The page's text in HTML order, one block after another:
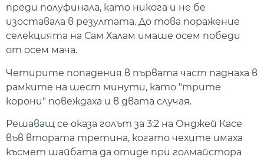
преди полуфинала, като никога и не бе
изоставала в резултата. До това поражение
селекцията на Сам Халам имаше осем победи
от осем мача.
Четирите попадения в първата част паднаха в
рамките на шест минути, като "трите
корони" повеждаха и в двата случая.
Решаващ се оказа голът за 3:2 на Онджей Касе
във втората третина, когато чехите имаха
късмет шайбата да отиде при голмайстора